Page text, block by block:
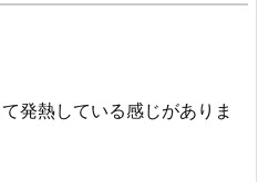
発熱している感じがありま